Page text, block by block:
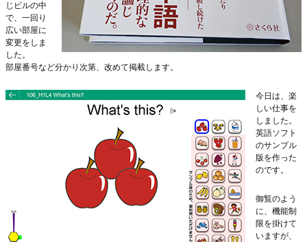
じビルの中
で、一回り
広い部屋に
変更をしま
した。
部屋番号など分かり次第、改めて掲載します。
今日は、楽
しい仕事を
しました。
英語ソフト
のサンプル
版を作った
のです。
御覧のよう
に、機能制
限を掛けて
いますが、